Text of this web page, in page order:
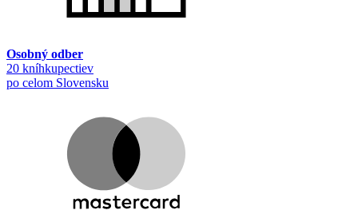
Osobný odber
20 kníhkupectiev
po celom Slovensku